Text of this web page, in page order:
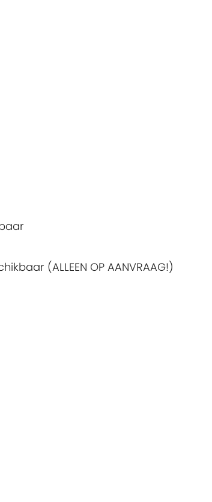
(ALLEEN OP AANVRAAG!)